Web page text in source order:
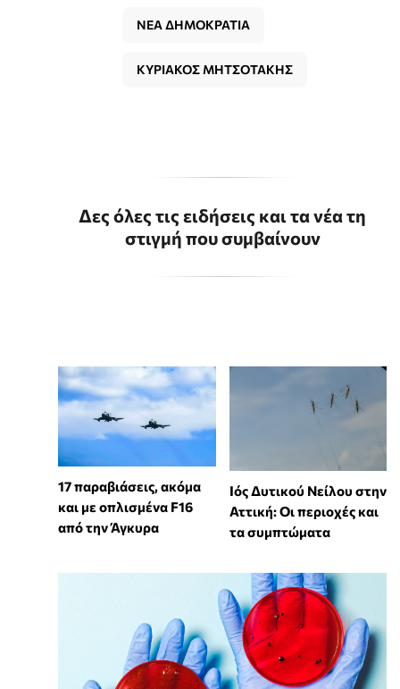
ΝΕΑ ΔΗΜΟΚΡΑΤΙΑ
ΚΥΡΙΑΚΟΣ ΜΗΤΣΟΤΑΚΗΣ
Δες όλες τις ειδήσεις και τα νέα τη
στιγμή που συμβαίνουν
17 παραβιάσεις, ακόμα
και με οπλισμένα F16
από την Άγκυρα
Ιός Δυτικού Νείλου στην
Αττική: Οι περιοχές και
τα συμπτώματα